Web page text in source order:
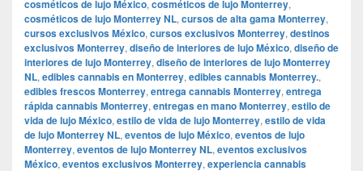
cosméticos de lujo México, cosméticos de lujo Monterrey,
cosméticos de lujo Monterrey NL, cursos de alta gama Monterrey,
cursos exclusivos México, cursos exclusivos Monterrey, destinos
exclusivos Monterrey, diseño de interiores de lujo México, diseño de
interiores de lujo Monterrey, diseño de interiores de lujo Monterrey
NL, edibles cannabis en Monterrey, edibles cannabis Monterrey.,
edibles frescos Monterrey, entrega cannabis Monterrey, entrega
rápida cannabis Monterrey, entregas en mano Monterrey, estilo de
vida de lujo México, estilo de vida de lujo Monterrey, estilo de vida
de lujo Monterrey NL, eventos de lujo México, eventos de lujo
Monterrey, eventos de lujo Monterrey NL, eventos exclusivos
México, eventos exclusivos Monterrey, experiencia cannabis